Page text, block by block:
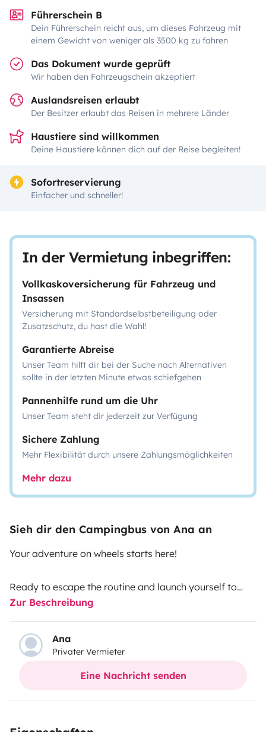
Führerschein B
Dein Führerschein reicht aus, um dieses Fahrzeug mit
einem Gewicht von weniger als 3500 kg zu fahren
Das Dokument wurde geprüft
Wir haben den Fahrzeugschein akzeptiert
Auslandsreisen erlaubt
Der Besitzer erlaubt das Reisen in mehrere Länder
Haustiere sind willkommen
Deine Haustiere können dich auf der Reise begleiten!
Sofortreservierung
Einfacher und schneller!
In der Vermietung inbegriffen:
Vollkaskoversicherung für Fahrzeug und
Insassen
Versicherung mit Standardselbstbeteiligung oder
Zusatzschutz, du hast die Wahl!
Garantierte Abreise
Unser Team hilft dir bei der Suche nach Alternativen
sollte in der letzten Minute etwas schiefgehen
Pannenhilfe rund um die Uhr
Unser Team steht dir jederzeit zur Verfügung
Sichere Zahlung
Mehr Flexibilität durch unsere Zahlungsmöglichkeiten
Mehr dazu
Sieh dir den Campingbus von Ana an
Your adventure on wheels starts here!
Ready to escape the routine and launch yourself to
discover incredible corners? Our camper van is your
ideal companion for trips full of freedom, nature and
comfort. Fully equipped and with a cosy style, this van
has everything you need to enjoy the road like never
Perfect for couples, friends or lonely travelling souls, it
Zur Beschreibung
Ana
Privater Vermieter
Eine Nachricht senden